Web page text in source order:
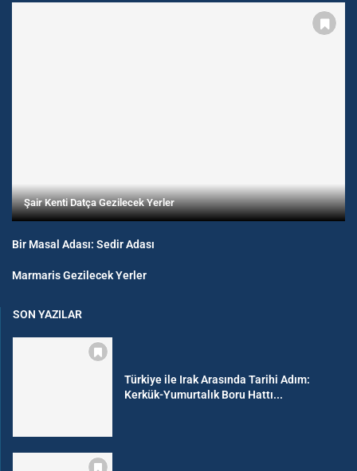
Şair Kenti Datça Gezilecek Yerler
Bir Masal Adası: Sedir Adası
Marmaris Gezilecek Yerler
SON YAZILAR
Türkiye ile Irak Arasında Tarihi Adım:
Kerkük-Yumurtalık Boru Hattı...